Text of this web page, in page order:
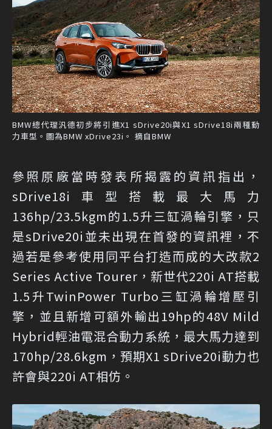
BMW總代理汎德初步將引進X1 sDrive20i與X1 sDrive18i兩種動
力車型。圖為BMW xDrive23i。 摘自BMW
參照原廠當時發表所揭露的資訊指出，
sDrive18i車型搭載最大馬力
136hp/23.5kgm的1.5升三缸渦輪引擎，只
是sDrive20i並未出現在首發的資訊裡，不
過若是參考使用同平台打造而成的大改款2
Series Active Tourer，新世代220i AT搭載
1.5升TwinPower Turbo三缸渦輪增壓引
擎，並且新增可額外輸出19hp的48V Mild
Hybrid輕油電混合動力系統，最大馬力達到
170hp/28.6kgm，預期X1 sDrive20i動力也
許會與220i AT相仿。